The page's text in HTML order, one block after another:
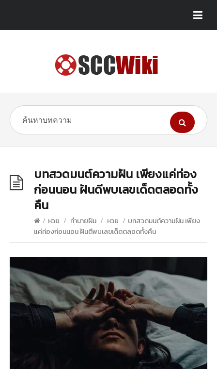
บทสวดมนต์ความฝัน เพียงแค่ท่อง
ก่อนนอน ฝันดีพบเลขเด็ดตลอดทั้ง
คืน
/ หวย / ทำนายฝัน / หวย / บทสวดมนต์ความฝัน เพียง
แค่ท่องก่อนนอน ฝันดีพบเลขเด็ดตลอดทั้งคืน